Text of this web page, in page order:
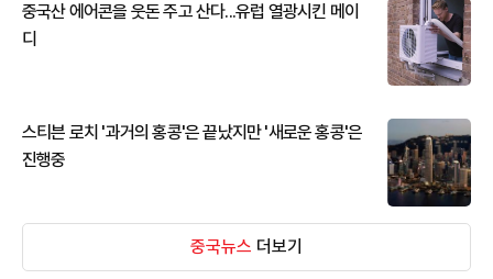
중국산 에어콘을 웃돈 주고 산다...유럽 열광시킨 메이
디
스티븐 로치 '과거의 홍콩'은 끝났지만 '새로운 홍콩'은
진행중
중국뉴스 더보기